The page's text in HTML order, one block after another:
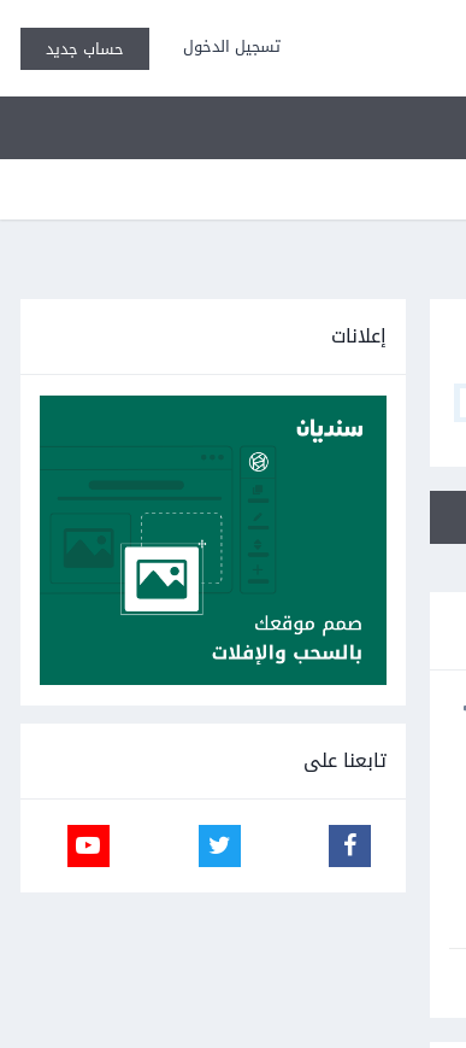
تسجيل الدخول حساب جديد
إعلانات
تابعنا على